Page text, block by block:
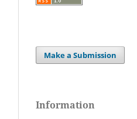
Make a Submission
Information